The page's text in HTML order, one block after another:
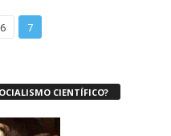
6 7
CIENTÍFICO?